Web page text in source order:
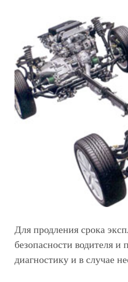
Для продления срока
безопасности водителя
диагностику и в случае